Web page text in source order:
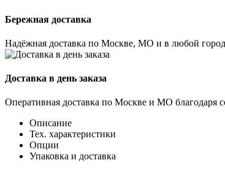
Бережная доставка
Надёжная доставка по Москве, МО и в любой
Доставка в день заказа
Оперативная доставка по Москве и МО благодаря
Описание
Тех. характеристики
Опции
Упаковка и доставка